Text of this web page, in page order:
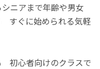
ニアまで年齢や男女
すぐに始められる気軽
初心者向けのクラスで